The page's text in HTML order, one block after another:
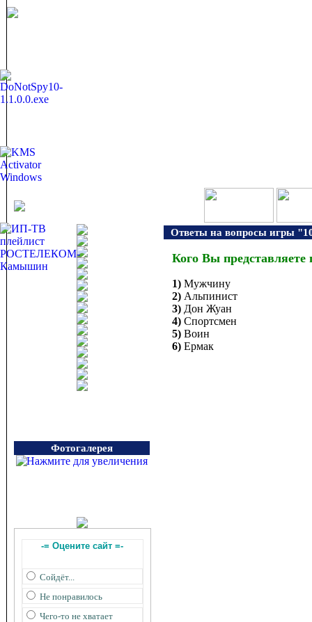
Фотогалерея
-= Оцените сайт =-
Сойдёт...
Не понравилось
Чего-то не хватает
Ответы на вопросы игры
Кого Вы представляете
1) Мужчину
2) Альпинист
3) Дон Жуан
4) Спортсмен
5) Воин
6) Ермак